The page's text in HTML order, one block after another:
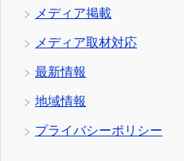
メディア掲載
メディア取材対応
最新情報
地域情報
プライバシーポリシー